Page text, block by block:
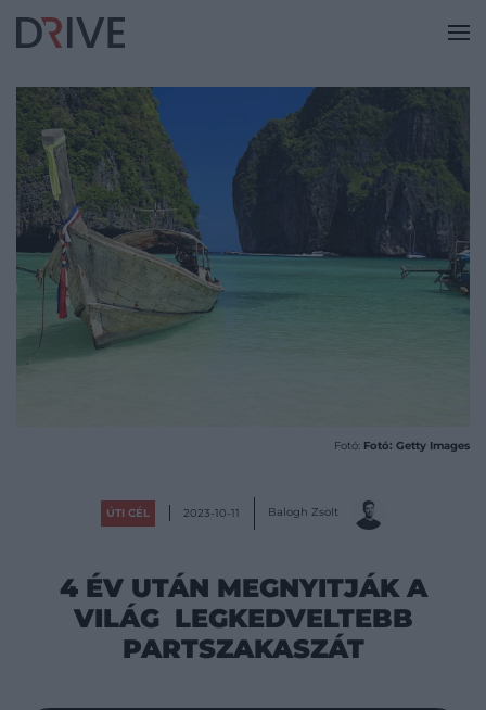
Fotó: Fotó: Getty Images
ÚTI CÉL 2023-10-11 Balogh Zsolt
4 ÉV UTÁN MEGNYITJÁK A
VILÁG LEGKEDVELTEBB
PARTSZAKASZÁT